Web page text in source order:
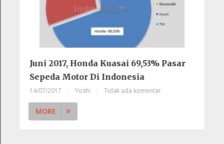
Juni 2017, Honda Kuasai 69,53% Pasar
Sepeda Motor Di Indonesia
14/07/2017 Yoshi Tidak ada komentar
MORE